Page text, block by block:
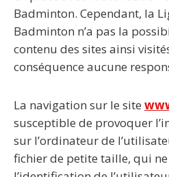
Badminton. Cependant, la
Badminton n’a pas la
contenu des sites ainsi
conséquence aucune
La navigation sur le site
susceptible de provoquer
sur l’ordinateur de
fichier de petite taille, qui